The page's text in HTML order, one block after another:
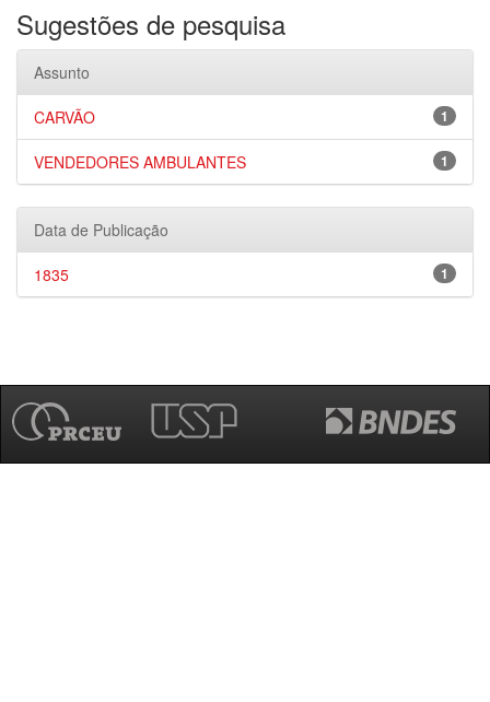
Sugestões de pesquisa
Assunto
1
CARVÃO
1
VENDEDORES AMBULANTES
Data de Publicação
1
1835